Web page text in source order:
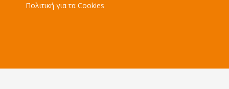
Πολιτική για τα Cookies